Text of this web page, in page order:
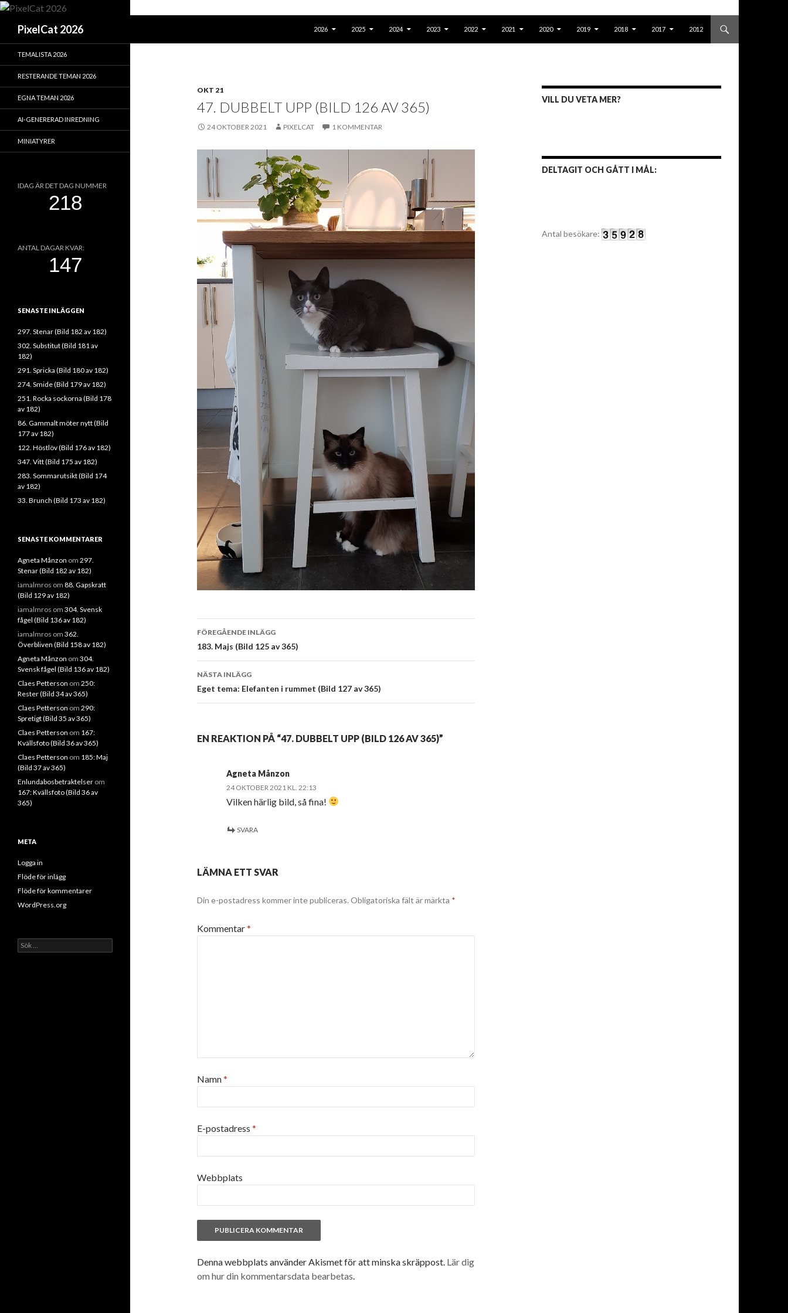
PixelCat 2026
2026
2025 2024 2023 2022 2021 2020 2019 2018 2017 2012
OKT 21
47. DUBBELT UPP (BILD 126 AV 365)
24 OKTOBER 2021 PIXELCAT 1 KOMMENTAR
Inläggsnavigering
FÖREGÅENDE INLÄGG
183. Majs (Bild 125 av 365)
NÄSTA INLÄGG
Eget tema: Elefanten i rummet (Bild 127 av 365)
EN REAKTION PÅ “47. DUBBELT UPP (BILD 126 AV 365)”
Agneta Månzon
24 OKTOBER 2021 KL. 22:13
Vilken härlig bild, så fina!
SVARA
LÄMNA ETT SVAR
Din e-postadress kommer inte publiceras. Obligatoriska fält är märkta *
Kommentar*
Namn*
E-postadress *
Webbplats
Denna webbplats använder Akismet för att minska skräppost. Lär dig
om hur din kommentarsdata bearbetas.
VILL DU VETA MER?
DELTAGIT OCH GÅTT I MÅL:
Antal besökare:
TEMALISTA 2026
RESTERANDE TEMAN 2026
EGNA TEMAN 2026
AI-GENERERAD INREDNING
MINIATYRER
IDAG ÄR DET DAG NUMMER
ANTAL DAGAR KVAR:
SENASTE INLÄGGEN
297. Stenar (Bild 182 av 182)
302. Substitut (Bild 181 av
182)
291. Spricka (Bild 180 av 182)
274. Smide (Bild 179 av 182)
251. Rocka sockorna (Bild 178
av 182)
86. Gammalt möter nytt (Bild
177 av 182)
122. Höstlöv (Bild 176 av 182)
347. Vitt (Bild 175 av 182)
283. Sommarutsikt (Bild 174
av 182)
33. Brunch (Bild 173 av 182)
SENASTE KOMMENTARER
Agneta Månzon om 297.
Stenar (Bild 182 av 182)
iamalmros om 88. Gapskratt
(Bild 129 av 182)
iamalmros om 304. Svensk
fågel (Bild 136 av 182)
iamalmros om 362.
Överbliven (Bild 158 av 182)
Agneta Månzon om 304.
Svensk fågel (Bild 136 av 182)
Claes Petterson om 250:
Rester (Bild 34 av 365)
Claes Petterson om 290:
Spretigt (Bild 35 av 365)
Claes Petterson om 167:
Kvällsfoto (Bild 36 av 365)
Claes Petterson om 185: Maj
(Bild 37 av 365)
Enlundabosbetraktelser om
167: Kvällsfoto (Bild 36 av
365)
META
Logga in
Flöde för inlägg
Flöde för kommentarer
WordPress.org
Sök
efter: